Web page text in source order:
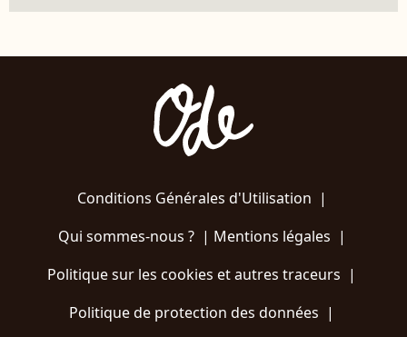
Conditions Générales d'Utilisation |
Qui sommes-nous ?| Mentions légales |
Politique sur les cookies et autres traceurs |
Politique de protection des données |